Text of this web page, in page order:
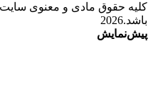
کلیه حقوق مادی و معنوی
باشد.2026
پیش‌نمایش